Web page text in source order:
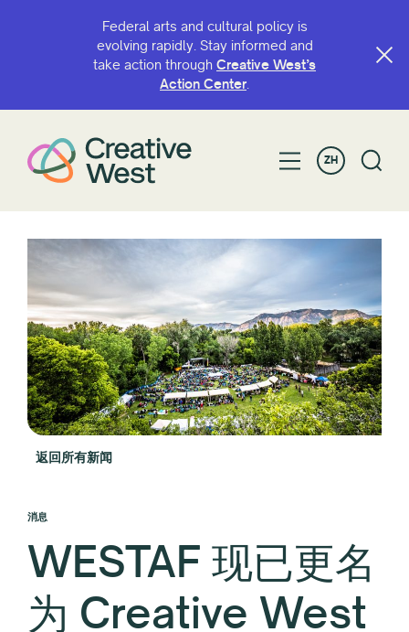
Federal arts and cultural policy is
evolving rapidly. Stay informed and
take action through Creative West’s
Action Center.
ZH
返回所有新闻
消息
WESTAF 现已更名
为 Creative West